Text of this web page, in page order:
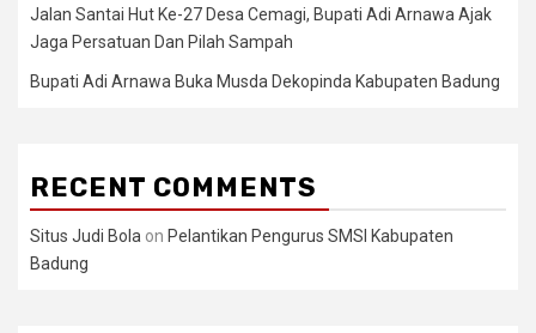
Jalan Santai Hut Ke-27 Desa Cemagi, Bupati Adi Arnawa Ajak
Jaga Persatuan Dan Pilah Sampah
Bupati Adi Arnawa Buka Musda Dekopinda Kabupaten Badung
RECENT COMMENTS
Situs Judi Bola on Pelantikan Pengurus SMSI Kabupaten
Badung